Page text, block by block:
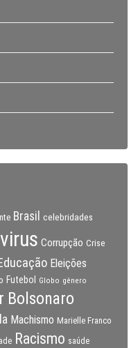
Brasil celebridades
Corrupção Crise
Eleições
Futebol Globo gênero
Bolsonaro
Machismo Marielle Franco
Racismo saúde